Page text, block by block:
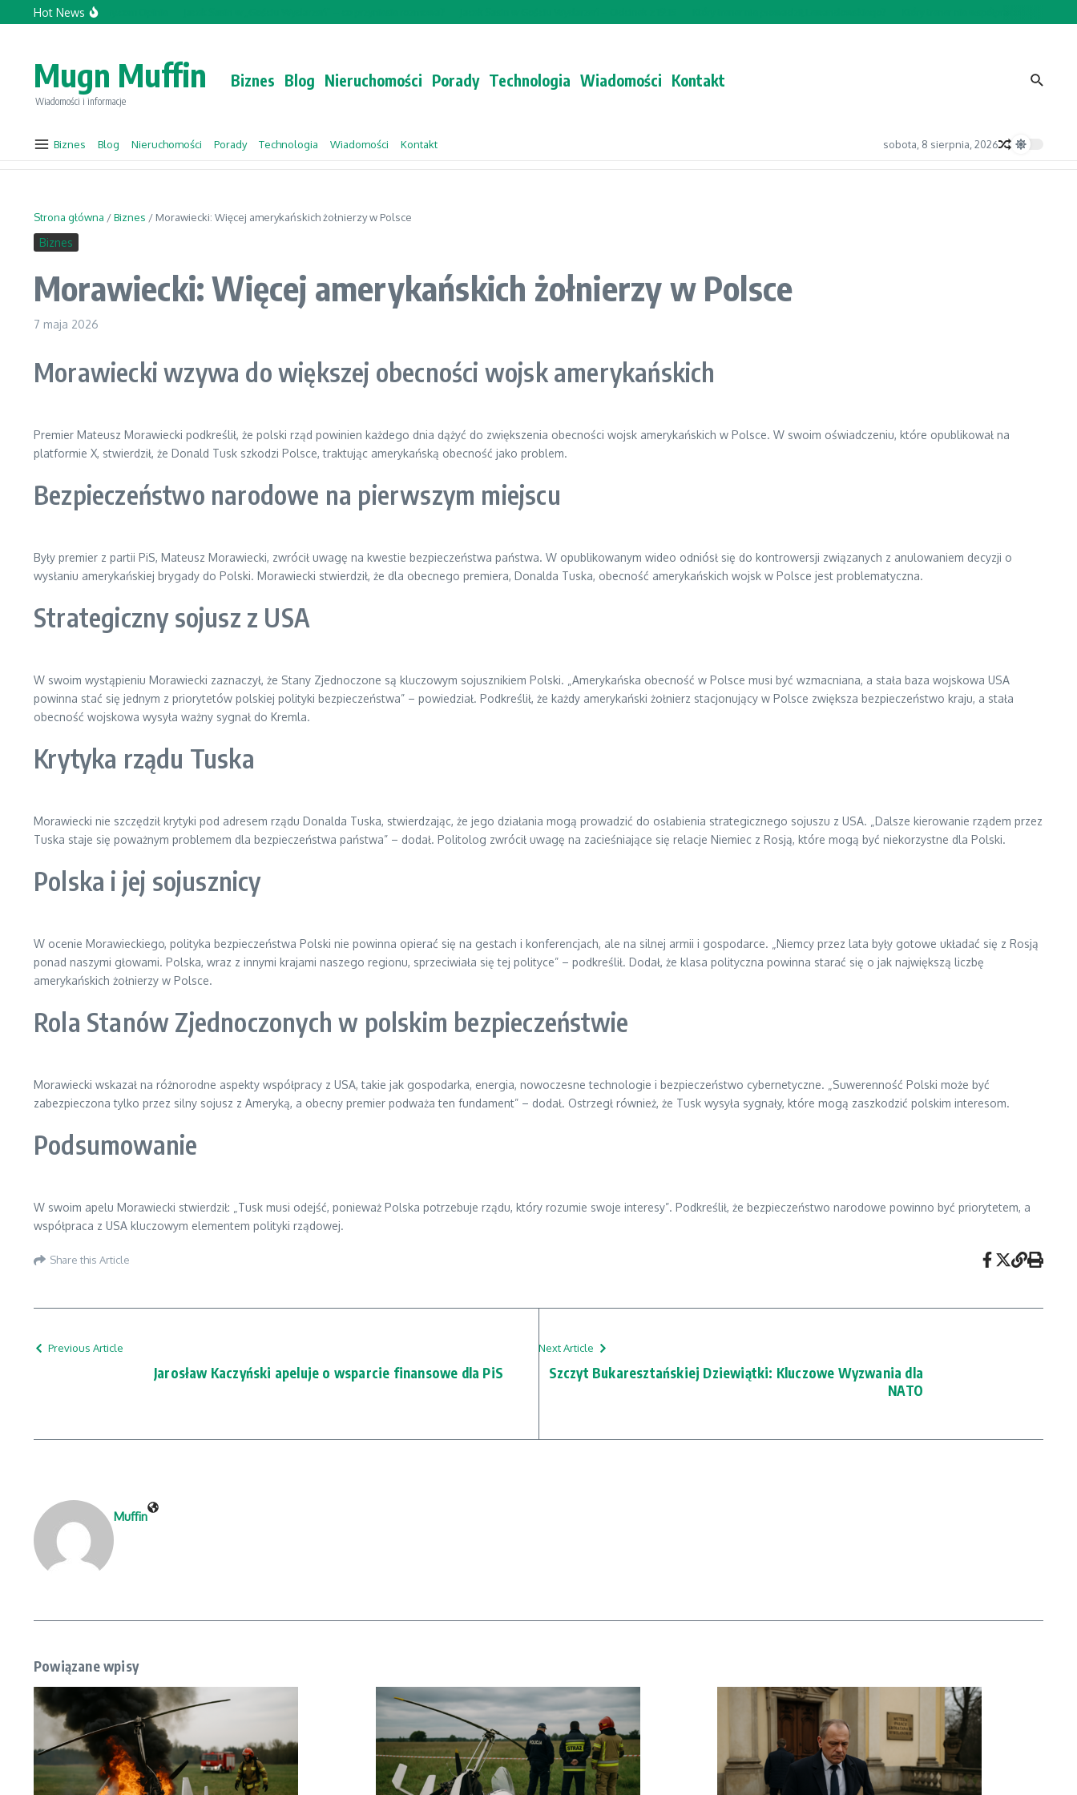
Przejdź do treści
Hot News
Topforcecompany.com Opinie
Mugn Muffin
Wiadomości i informacje
Biznes Blog Nieruchomości Porady Technologia Wiadomości Kontakt
Biznes Blog Nieruchomości Porady Technologia Wiadomości Kontakt sobota, 8 sierpnia, 2026
Strona główna /Biznes / Morawiecki: Więcej amerykańskich żołnierzy w Polsce
Biznes
Morawiecki: Więcej amerykańskich żołnierzy w Polsce
7 maja 2026
Morawiecki wzywa do większej obecności wojsk amerykańskich
Premier Mateusz Morawiecki podkreślił, że polski rząd powinien każdego dnia dążyć do zwiększenia obecności wojsk amerykańskich w Polsce. W swoim oświadczeniu, które opublikował na
platformie X, stwierdził, że Donald Tusk szkodzi Polsce, traktując amerykańską obecność jako problem.
Bezpieczeństwo narodowe na pierwszym miejscu
Były premier z partii PiS, Mateusz Morawiecki, zwrócił uwagę na kwestie bezpieczeństwa państwa. W opublikowanym wideo odniósł się do kontrowersji związanych z anulowaniem decyzji o
wysłaniu amerykańskiej brygady do Polski. Morawiecki stwierdził, że dla obecnego premiera, Donalda Tuska, obecność amerykańskich wojsk w Polsce jest problematyczna.
Strategiczny sojusz z USA
W swoim wystąpieniu Morawiecki zaznaczył, że Stany Zjednoczone są kluczowym sojusznikiem Polski. „Amerykańska obecność w Polsce musi być wzmacniana, a stała baza wojskowa USA
powinna stać się jednym z priorytetów polskiej polityki bezpieczeństwa” – powiedział. Podkreślił, że każdy amerykański żołnierz stacjonujący w Polsce zwiększa bezpieczeństwo kraju, a stała
obecność wojskowa wysyła ważny sygnał do Kremla.
Krytyka rządu Tuska
Morawiecki nie szczędził krytyki pod adresem rządu Donalda Tuska, stwierdzając, że jego działania mogą prowadzić do osłabienia strategicznego sojuszu z USA. „Dalsze kierowanie rządem przez
Tuska staje się poważnym problemem dla bezpieczeństwa państwa” – dodał. Politolog zwrócił uwagę na zacieśniające się relacje Niemiec z Rosją, które mogą być niekorzystne dla Polski.
Polska i jej sojusznicy
W ocenie Morawieckiego, polityka bezpieczeństwa Polski nie powinna opierać się na gestach i konferencjach, ale na silnej armii i gospodarce. „Niemcy przez lata były gotowe układać się z Rosją
ponad naszymi głowami. Polska, wraz z innymi krajami naszego regionu, sprzeciwiała się tej polityce” – podkreślił. Dodał, że klasa polityczna powinna starać się o jak największą liczbę
amerykańskich żołnierzy w Polsce.
Rola Stanów Zjednoczonych w polskim bezpieczeństwie
Morawiecki wskazał na różnorodne aspekty współpracy z USA, takie jak gospodarka, energia, nowoczesne technologie i bezpieczeństwo cybernetyczne. „Suwerenność Polski może być
zabezpieczona tylko przez silny sojusz z Ameryką, a obecny premier podważa ten fundament” – dodał. Ostrzegł również, że Tusk wysyła sygnały, które mogą zaszkodzić polskim interesom.
Podsumowanie
W swoim apelu Morawiecki stwierdził: „Tusk musi odejść, ponieważ Polska potrzebuje rządu, który rozumie swoje interesy”. Podkreślił, że bezpieczeństwo narodowe powinno być priorytetem, a
współpraca z USA kluczowym elementem polityki rządowej.
Share this Article
Previous Article
Jarosław Kaczyński apeluje o wsparcie finansowe dla PiS
Next Article
Szczyt Bukaresztańskiej Dziewiątki: Kluczowe Wyzwania dla
NATO
Muffin
Powiązane wpisy